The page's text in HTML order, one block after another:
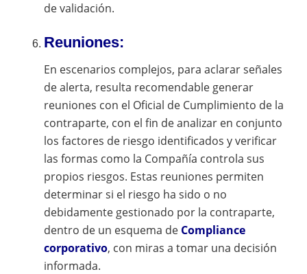
de validación.
Reuniones:
En escenarios complejos, para aclarar señales
de alerta, resulta recomendable generar
reuniones con el Oficial de Cumplimiento de la
contraparte, con el fin de analizar en conjunto
los factores de riesgo identificados y verificar
las formas como la Compañía controla sus
propios riesgos. Estas reuniones permiten
determinar si el riesgo ha sido o no
debidamente gestionado por la contraparte,
dentro de un esquema de Compliance
corporativo, con miras a tomar una decisión
informada.